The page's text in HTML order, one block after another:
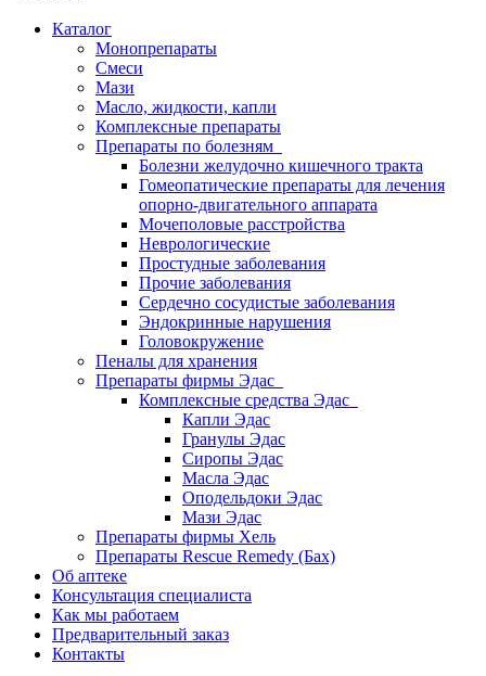
Каталог
Монопрепараты
Смеси
Мази
Масло, жидкости, капли
Комплексные препараты
Препараты по болезням
Болезни желудочно кишечного тракта
Гомеопатические препараты для лечения
опорно-двигательного аппарата
Мочеполовые расстройства
Неврологические
Простудные заболевания
Прочие заболевания
Сердечно сосудистые заболевания
Эндокринные нарушения
Головокружение
Пеналы для хранения
Препараты фирмы Эдас
Комплексные средства Эдас
Капли Эдас
Гранулы Эдас
Сиропы Эдас
Масла Эдас
Оподельдоки Эдас
Мази Эдас
Препараты фирмы Хель
Препараты Rescue Remedy (Бах)
Об аптеке
Консультация специалиста
Как мы работаем
Предварительный заказ
Контакты